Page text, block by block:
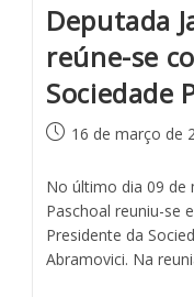
Deputada
reúne-se
Sociedade
16 de março de
No último dia 09 de
Paschoal reuniu-se
Presidente da
Abramovici. Na